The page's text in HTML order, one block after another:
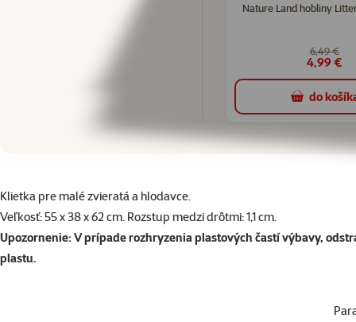
Nature Land hobliny
6,49 €
4,99 €
do
superzoo.product.detail.content
Klietka pre malé zvieratá a hlodavce.
Veľkosť: 55 x 38 x 62 cm. Rozstup medzi drôtmi: 1,1 cm.
Upozornenie: V prípade rozhryzenia plastových častí výbavy,
plastu.